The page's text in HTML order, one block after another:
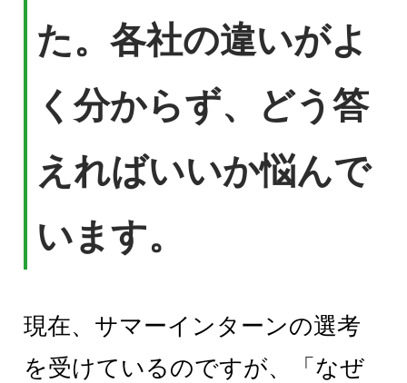
た。各社の違いがよ
く分からず、どう答
えればいいか悩んで
います。
現在、サマーインターンの選考
を受けているのですが、「なぜ